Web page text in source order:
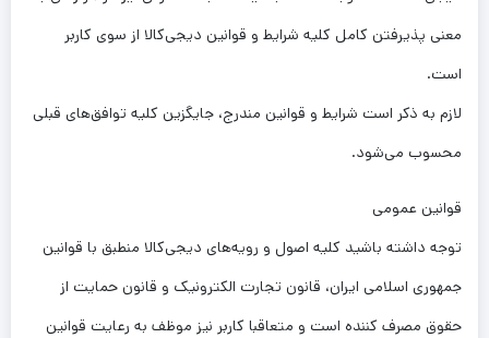
معنی پذیرفتن کامل کلیه شرایط و قوانین دیجی‌کالا از سوی کاربر
است.
لازم به ذکر است شرایط و قوانین مندرج، جایگزین کلیه توافق‏‌های قبلی
محسوب می‏‌شود.
قوانین عمومی
توجه داشته باشید کلیه اصول و رویه‏‌های دیجی‌کالا منطبق با قوانین
جمهوری اسلامی ایران، قانون تجارت الکترونیک و قانون حمایت از
حقوق مصرف کننده است و متعاقبا کاربر نیز موظف به رعایت قوانین